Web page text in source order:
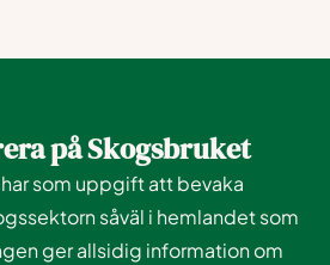
på Skogsbruket
som uppgift att bevaka
såväl i hemlandet som
ger allsidig information om